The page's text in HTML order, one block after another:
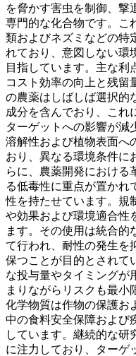
を脅かす害虫を制御、撃
専門的な化合物です。こ
類およびネズミなどの特
れており、意図しない環
目指しています。主な利
コスト効率の向上と残留
の農薬はしばしば選択的
成分を含んでおり、これ
ターゲットへの影響が減
溶解性および植物表面へ
おり、異なる環境条件に
らに、農薬開発における
る低毒性に重点が置かれ
性を持たせています。規
や効果および環境適合性
ます。その使用は統合的
て行われ、耐性の発生を
保つことが目的とされて
な投与量やタイミングが
まりながらリスクも最小
化学物質は作物の保護お
中の食料安全保障および
しています。継続的な研
に注力しており、ターゲ